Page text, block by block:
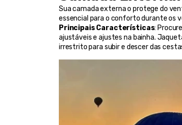
Sua camada externa o protege do
essencial para o conforto durante os
Principais Características:
ajustáveis e ajustes na bainha.
irrestrito para subir e descer das